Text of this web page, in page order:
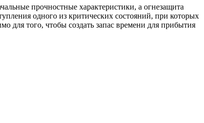
прочностные характеристики, а огнезащита
одного из критических состояний, при которых
для того, чтобы создать запас времени для прибытия